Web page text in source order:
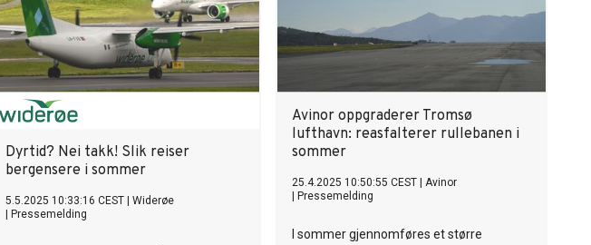
Dyrtid? Nei takk! Slik reiser
bergensere i sommer
5.5.2025 10:33:16 CEST
Widerøe
Pressemelding
Avinor oppgraderer Tromsø
lufthavn: reasfalterer rullebanen i
sommer
25.4.2025 10:50:55 CEST
Avinor
Pressemelding
I sommer gjennomføres et større